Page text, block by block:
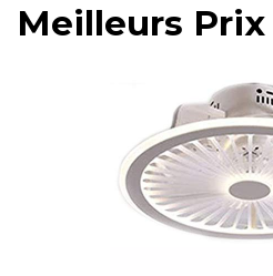
Meilleurs Prix